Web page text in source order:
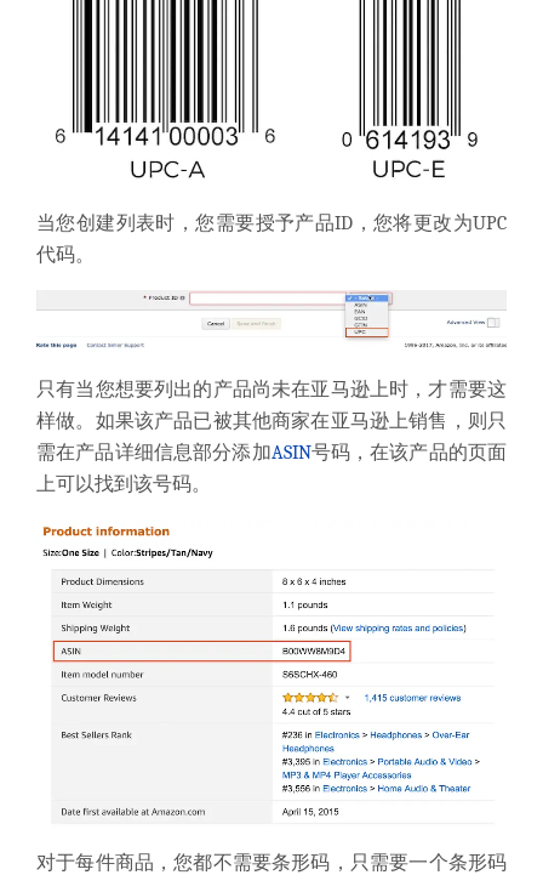
当您创建列表时，您需要授予产品ID，您将更改为UPC
代码。
只有当您想要列出的产品尚未在亚马逊上时，才需要这
样做。 如果该产品已被其他商家在亚马逊上销售，则只
需在产品详细信息部分添加ASIN号码 ，在该产品的页面
上可以找到该号码。
对于每件商品，您都不需要条形码， 只需要一个条形码